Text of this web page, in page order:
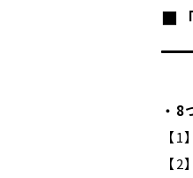
■
・8
【
【